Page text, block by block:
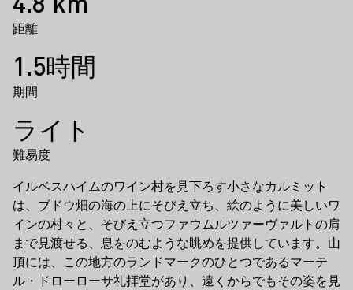
距離
1.5時間
期間
ライト
難易度
イルベスハイムのワイン村を見下ろす小さなカルミット
は、ブドウ畑の海の上にそびえ立ち、絵のように美しいワ
インの村々と、そびえ立つファウムルツァーヴァルトの肩
まで見渡せる、息をのむような眺めを提供しています。山
頂には、この地方のランドマークのひとつであるマーテ
ル・ドローローサ礼拝堂があり、遠くからでもその姿を見